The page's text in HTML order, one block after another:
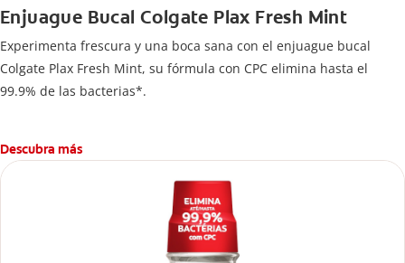
Enjuague Bucal Colgate Plax Fresh Mint
Experimenta frescura y una boca sana con el enjuague bucal
Colgate Plax Fresh Mint, su fórmula con CPC elimina hasta el
99.9% de las bacterias*.
Descubra más